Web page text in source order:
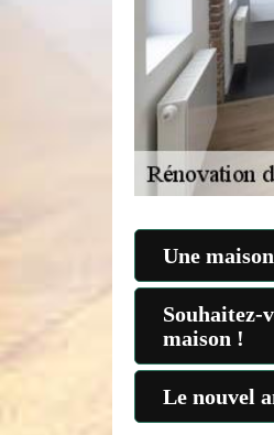
Une
Souhaitez-
maison !
Le nouvel